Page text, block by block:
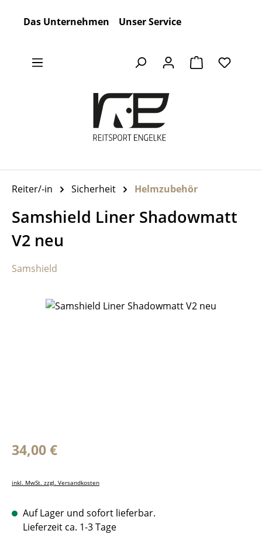
Das Unternehmen Unser Service
Warenkorb
Reiter/-in Sicherheit Helmzubehör
Samshield Liner Shadowmatt
V2 neu
Samshield
Bildergalerie überspringen
Regulärer Preis:
34,00 €
inkl. MwSt. zzgl. Versandkosten
Auf Lager und sofort lieferbar.
Lieferzeit ca. 1-3 Tage